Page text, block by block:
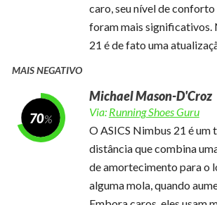
caro, seu nível de
foram mais significativos.
21 é de fato uma
MAIS NEGATIVO
70
Michael Mason-D'Croz
Via: Running Shoes Guru
O ASICS Nimbus 21 é um
distância que combina
de amortecimento para o
alguma mola, quando